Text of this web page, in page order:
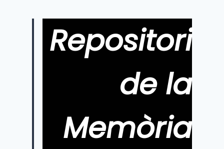
Repositori
de la
Memòria